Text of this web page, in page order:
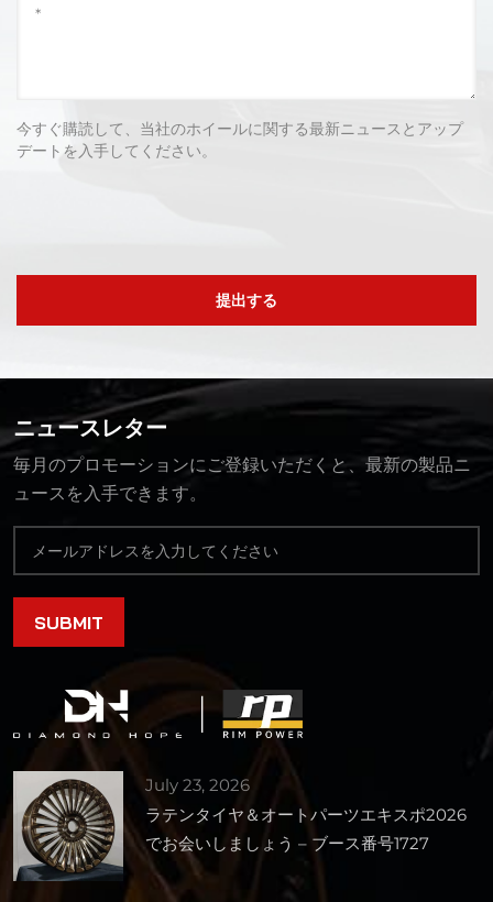
今すぐ購読して、当社のホイールに関する最新ニュースとアップ
デートを入手してください。
提出する
ニュースレター
毎月のプロモーションにご登録いただくと、最新の製品ニ
ュースを入手できます。
July 23, 2026
ラテンタイヤ＆オートパーツエキスポ2026
でお会いしましょう – ブース番号1727